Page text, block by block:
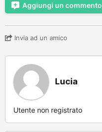
Aggiungi un commento
Invia ad un amico
Lucia
Utente non registrato